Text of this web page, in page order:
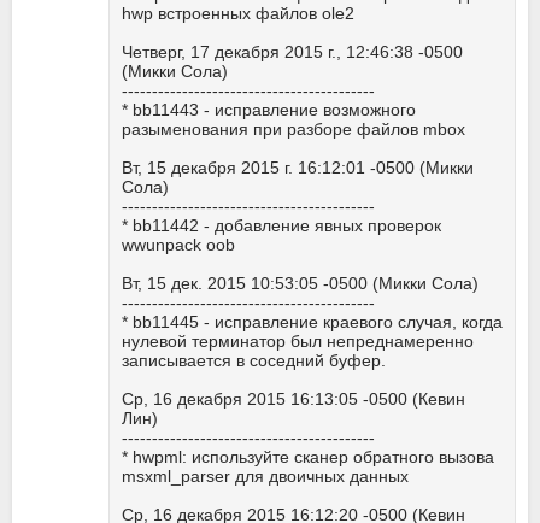
hwp встроенных файлов ole2
Четверг, 17 декабря 2015 г., 12:46:38 -0500
(Микки Сола)
------------------------------------------
* bb11443 - исправление возможного
разыменования при разборе файлов mbox
Вт, 15 декабря 2015 г. 16:12:01 -0500 (Микки
Сола)
------------------------------------------
* bb11442 - добавление явных проверок
wwunpack oob
Вт, 15 дек. 2015 10:53:05 -0500 (Микки Сола)
------------------------------------------
* bb11445 - исправление краевого случая, когда
нулевой терминатор был непреднамеренно
записывается в соседний буфер.
Ср, 16 декабря 2015 16:13:05 -0500 (Кевин
Лин)
------------------------------------------
* hwpml: используйте сканер обратного вызова
msxml_parser для двоичных данных
Ср, 16 декабря 2015 16:12:20 -0500 (Кевин